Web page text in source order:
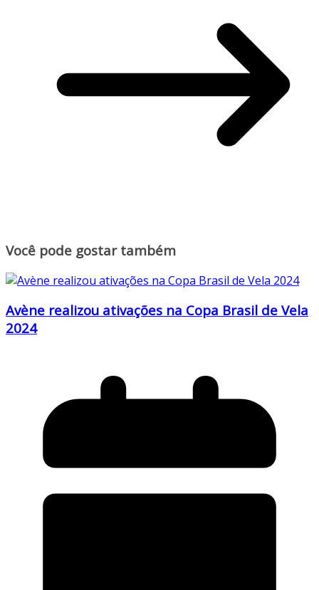
Você pode gostar também
Avène realizou ativações na Copa Brasil de Vela
2024